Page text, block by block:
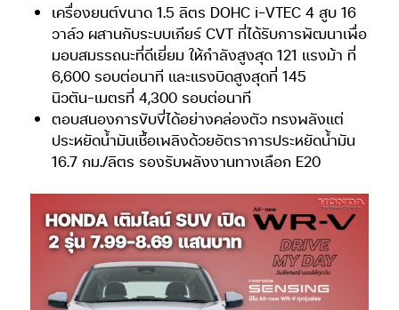
เครื่องยนต์ขนาด 1.5 ลิตร DOHC i-VTEC 4 สูบ 16
วาล์ว ผสานกับระบบเกียร์ CVT ที่ได้รับการพัฒนาเพื่อ
มอบสมรรถนะที่ดีเยี่ยม ให้กำลังสูงสุด 121 แรงม้า ที่
6,600 รอบต่อนาที และแรงบิดสูงสุดที่ 145
นิวตัน-เมตรที่ 4,300 รอบต่อนาที
ตอบสนองการขับขี่ได้อย่างคล่องตัว ทรงพลังแต่
ประหยัดน้ำมันเชื้อเพลิงด้วยอัตราการประหยัดน้ำมัน
16.7 กม./ลิตร รองรับพลังงานทางเลือก E20